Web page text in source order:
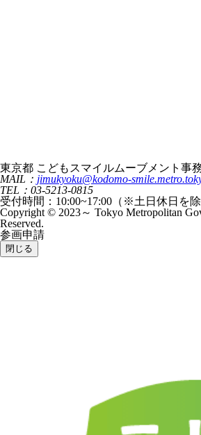
東京都 こどもスマイルムーブメント事
MAIL： jimukyoku@kodomo-
TEL：03-5213-0815
受付時間：10:00~17:00（※土日休日を除
Copyright © 2023～ Tokyo Metropolitan
Reserved.
参画申請
閉じる